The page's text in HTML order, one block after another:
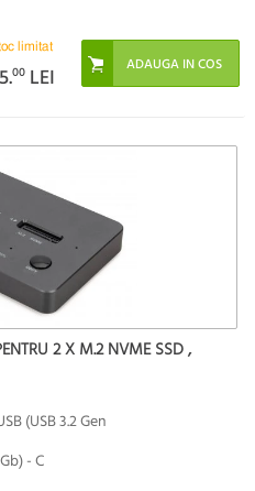
limitat
00 LEI
2 X M.2 NVME SSD ,
(USB 3.2 Gen
- C